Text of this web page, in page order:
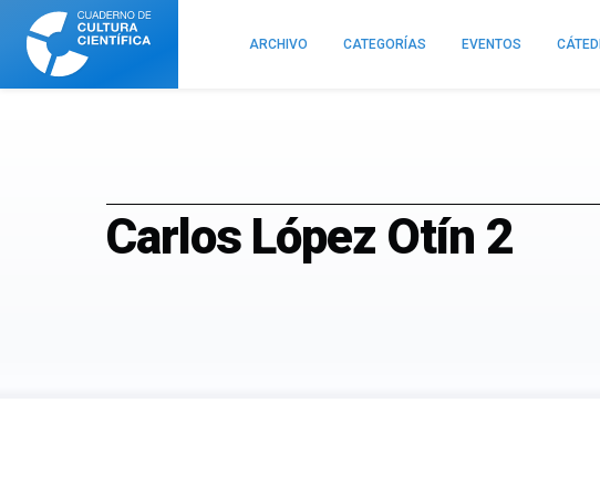
Cuaderno
Cultura
Científica
ARCHIVO CATEGORÍAS EVENTOS
Carlos López Otín 2